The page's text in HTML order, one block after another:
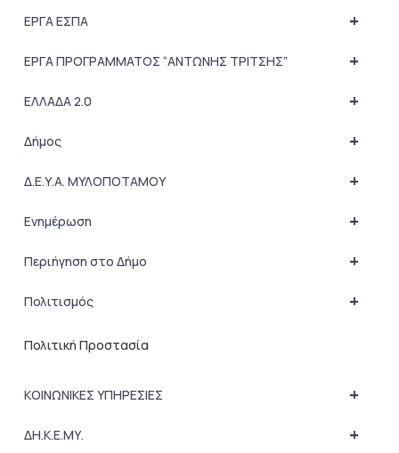
+
ΕΡΓΑ ΕΣΠΑ
+
ΕΡΓΑ ΠΡΟΓΡΑΜΜΑΤΟΣ “ΑΝΤΩΝΗΣ ΤΡΙΤΣΗΣ”
+
ΕΛΛΑΔΑ 2.0
+
Δήμος
+
Δ.Ε.Υ.Α. ΜΥΛΟΠΟΤΑΜΟΥ
+
Ενημέρωση
+
Περιήγηση στο Δήμο
+
Πολιτισμός
Πολιτική Προστασία
+
ΚΟΙΝΩΝΙΚΕΣ ΥΠΗΡΕΣΙΕΣ
+
ΔΗ.Κ.Ε.ΜΥ.